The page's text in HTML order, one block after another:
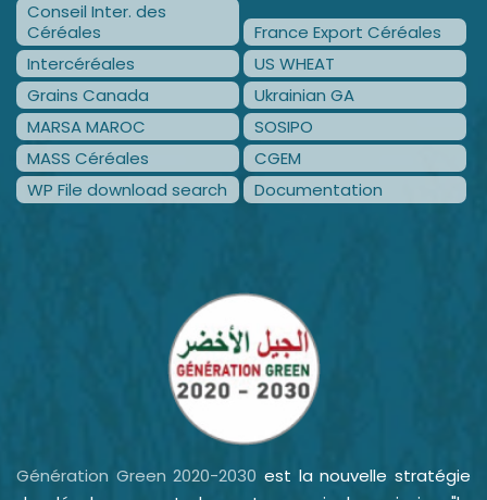
Conseil Inter. des
Céréales
France Export Céréales
Intercéréales
US WHEAT
Grains Canada
Ukrainian GA
MARSA MAROC
SOSIPO
MASS Céréales
CGEM
WP File download search
Documentation
Génération Green 2020-2030 est la nouvelle stratégie